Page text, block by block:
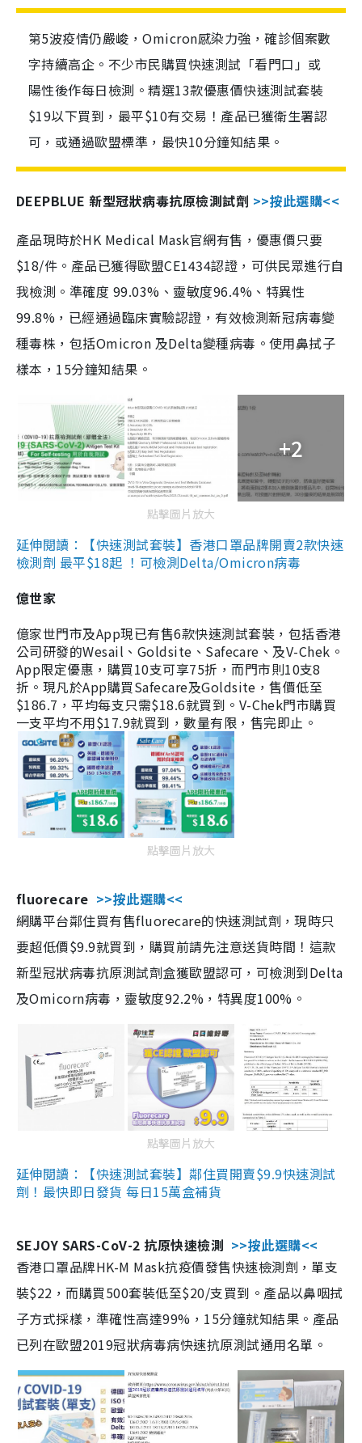
第5波疫情仍嚴峻，Omicron感染力強，確診個案數
字持續高企。不少市民購買快速測試「看門口」或
陽性後作每日檢測。精選13款優惠價快速測試套裝
$19以下買到，最平$10有交易！產品已獲衛生署認
可，或通過歐盟標準，最快10分鐘知結果。
DEEPBLUE 新型冠狀病毒抗原檢測試劑 >>按此選購<<
產品現時於HK Medical Mask官網有售，優惠價只要
$18/件。產品已獲得歐盟CE1434認證，可供民眾進行自
我檢測。準確度 99.03%、靈敏度96.4%、特異性
99.8%，已經通過臨床實驗認證，有效檢測新冠病毒變
種毒株，包括Omicron 及Delta變種病毒。使用鼻拭子
樣本，15分鐘知結果。
+2
點擊圖片放大
延伸閱讀：【快速測試套裝】香港口罩品牌開賣2款快速
檢測劑 最平$18起 ！可檢測Delta/Omicron病毒
億世家
億家世門市及App現已有售6款快速測試套裝，包括香港
公司研發的Wesail、Goldsite、Safecare、及V-Chek。
App限定優惠，購買10支可享75折，而門市則10支8
折。現凡於App購買Safecare及Goldsite，售價低至
$186.7，平均每支只需$18.6就買到。V-Chek門市購買
一支平均不用$17.9就買到，數量有限，售完即止。
點擊圖片放大
fluorecare >>按此選購<<
網購平台鄰住買有售fluorecare的快速測試劑，現時只
要超低價$9.9就買到，購買前請先注意送貨時間！這款
新型冠狀病毒抗原測試劑盒獲歐盟認可，可檢測到Delta
及Omicorn病毒，靈敏度92.2%，特異度100%。
點擊圖片放大
延伸閱讀：【快速測試套裝】鄰住買開賣$9.9快速測試
劑！最快即日發貨 每日15萬盒補貨
SEJOY SARS-CoV-2 抗原快速檢測 >>按此選購<<
香港口罩品牌HK-M Mask抗疫價發售快速檢測劑，單支
裝$22，而購買500套裝低至$20/支買到。產品以鼻咽拭
子方式採樣，準確性高達99%，15分鐘就知結果。產品
已列在歐盟2019冠狀病毒病快速抗原測試通用名單。